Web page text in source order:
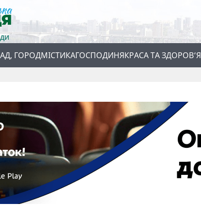
ГОРОДМІСТИКАГОСПОДИНЯКРАСА ТА ЗДОРОВ’Я